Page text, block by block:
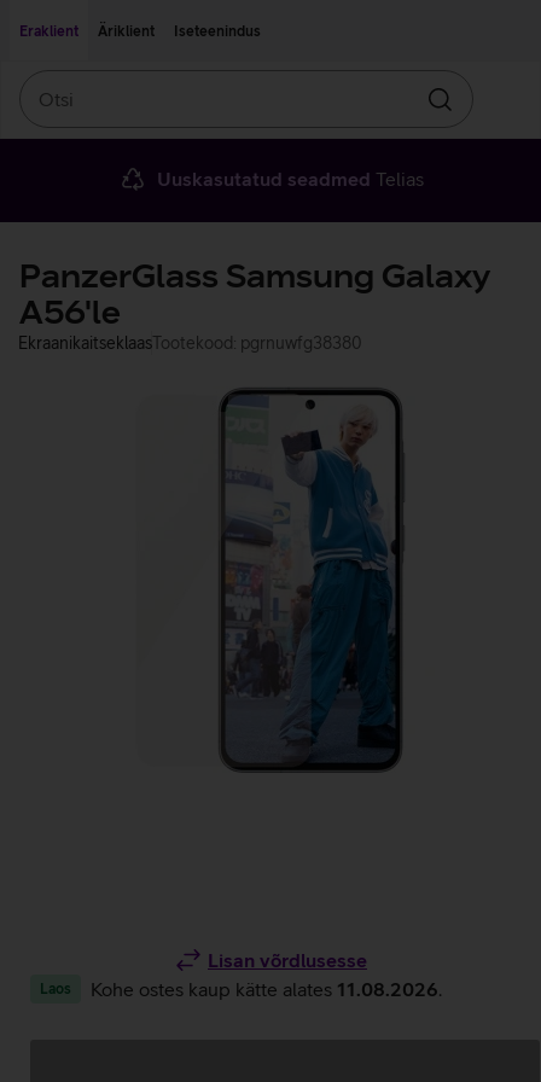
Eraklient
Äriklient Iseteenindus
Otsin
Uuskasutatud seadmed Telias
PanzerGlass Samsung Galaxy
A56'le
EkraanikaitseklaasTootekood: pgrnuwfg38380
Lisan võrdlusesse
Laos Kohe ostes kaup kätte alates 11.08.2026